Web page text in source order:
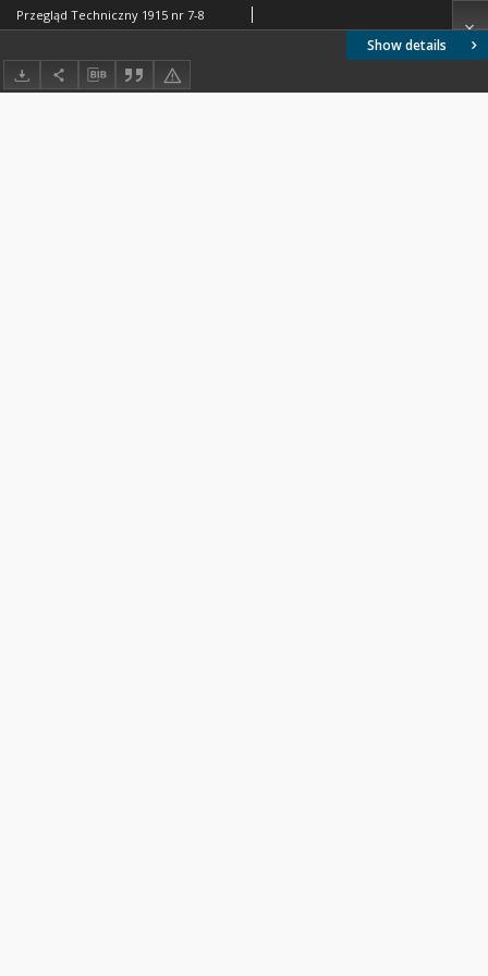
Show details
Przegląd Techniczny 1915 nr 7-8